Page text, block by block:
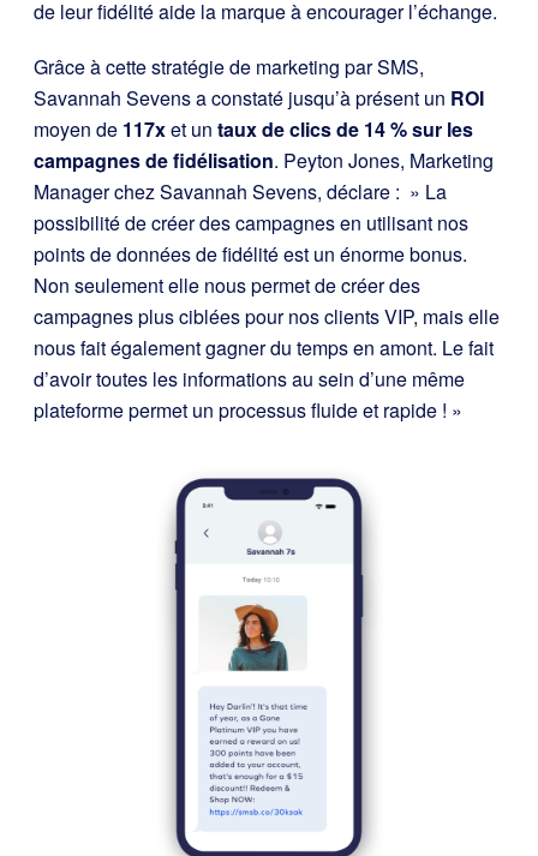
de leur fidélité aide la marque à encourager l’échange.
Grâce à cette stratégie de marketing par SMS,
Savannah Sevens a constaté jusqu’à présent un ROI
moyen de 117xet un taux de clics de 14 % sur les
campagnes de fidélisation. Peyton Jones, Marketing
Manager chez Savannah Sevens, déclare : » La
possibilité de créer des campagnes en utilisant nos
points de données de fidélité est un énorme bonus.
Non seulement elle nous permet de créer des
campagnes plus ciblées pour nos clients VIP, mais elle
nous fait également gagner du temps en amont. Le fait
d’avoir toutes les informations au sein d’une même
plateforme permet un processus fluide et rapide ! »